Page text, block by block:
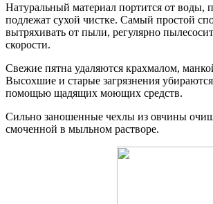
Натуральный материал портится от воды,
подлежат сухой чистке. Самый простой
вытряхивать от пыли, регулярно
скорости.
Свежие пятна удаляются крахмалом,
Высохшие и старые загрязнения
помощью щадящих моющих средств.
Сильно заношенные чехлы из овчины
смоченной в мыльном растворе.